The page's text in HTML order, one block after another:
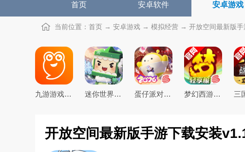
首页 安卓软件 安卓游戏
当前位置： 首页 → 安卓游戏 → 模拟经营 → 开放空间最新版
九游游戏盒子app2026最新版 迷你世界2026最新官方版 蛋仔派对手游(元气零食季)下载官方正版 梦幻西游手游下载2026最新版
开放空间最新版手游下载安装